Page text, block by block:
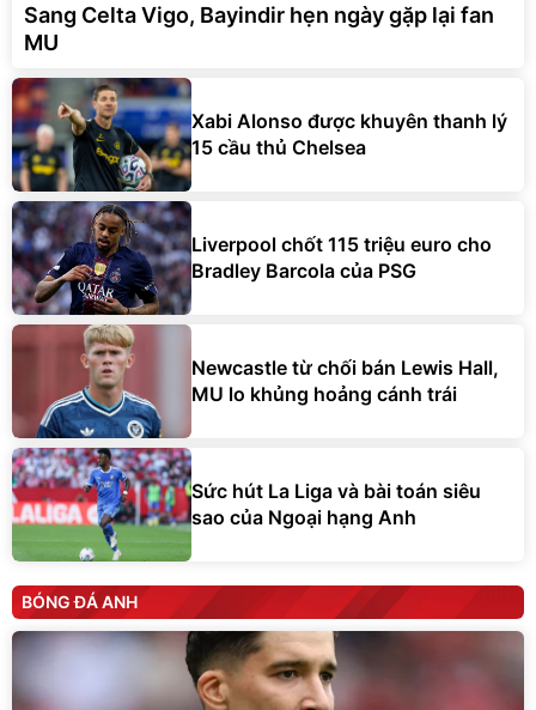
Sang Celta Vigo, Bayindir hẹn ngày gặp lại fan
MU
Xabi Alonso được khuyên thanh lý
15 cầu thủ Chelsea
Liverpool chốt 115 triệu euro cho
Bradley Barcola của PSG
Newcastle từ chối bán Lewis Hall,
MU lo khủng hoảng cánh trái
Sức hút La Liga và bài toán siêu
sao của Ngoại hạng Anh
BÓNG ĐÁ ANH